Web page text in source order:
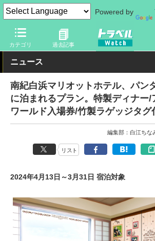
Powered by
カテゴリ 過去記事
トラベル Watch 旅の情報 ホテル・旅館
ニュース
南紀白浜マリオットホテル、パン
に泊まれるプラン。特製ディナー/
ワールド入場券/竹製ラゲッジタグ
編集部：白江ちな
リスト
2024年4月13日～3月31日 宿泊対象